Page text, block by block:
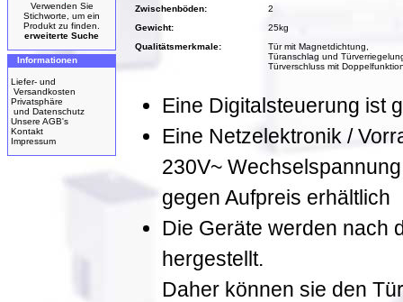
Verwenden Sie
Stichworte, um ein
Produkt zu finden.
erweiterte Suche
Informationen
Liefer- und
Versandkosten
Privatsphäre
und Datenschutz
Unsere AGB's
Kontakt
Impressum
Zwischenböden:
2
Gewicht:
25kg
Qualitätsmerkmale:
Tür mit Magnetdichtung,
Türanschlag und
Türverschluss mit
Eine Digitalsteuerung ist
Eine Netzelektronik /
230V~
gegen Aufpreis erhältlich
Die Geräte werden nach
hergestellt.
Daher können sie den